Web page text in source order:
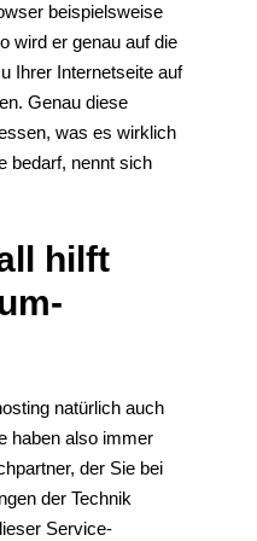
beispielsweise
wird er genau auf die
Ihrer Internetseite auf
Genau diese
was es wirklich
bedarf, nennt sich
hilft
natürlich auch
haben also immer
der Sie bei
der Technik
Service-